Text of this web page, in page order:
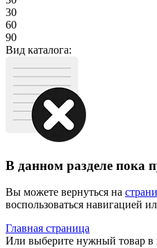
30
60
90
Вид каталога:
В данном разделе пока
Вы можете вернуться на
воспользоваться навигацией
Главная страница
Или выберите нужный товар в